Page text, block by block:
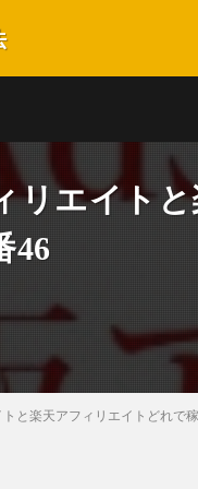
リエイト
46
と楽天アフィリエイトどれで